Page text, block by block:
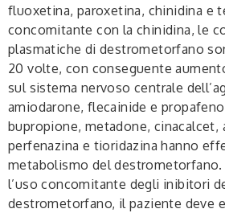
fluoxetina, paroxetina, chinidina e
concomitante con la chinidina, le
plasmatiche di destrometorfano
20 volte, con conseguente
sul sistema nervoso centrale
amiodarone, flecainide e
bupropione, metadone, cinacalcet,
perfenazina e tioridazina hanno
metabolismo del destrometorfano.
l’uso concomitante degli inibitori
destrometorfano, il paziente deve